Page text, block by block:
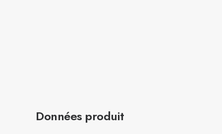
Données produit